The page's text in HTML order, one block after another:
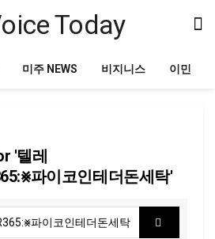
미주 NEWS 비지니스 이민
'텔레
파이코인테더돈세탁'